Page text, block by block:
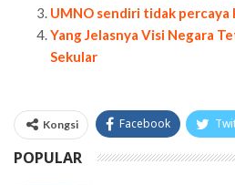
UMNO sendiri tidak percaya
Yang Jelasnya Visi Negara
Sekular
Kongsi Facebook
POPULAR